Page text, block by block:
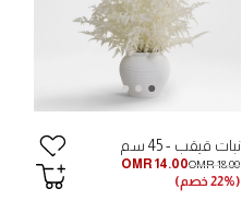
نبات قيقب - 45 سم
OMR 14.00OMR 18.00
(22% خصم)